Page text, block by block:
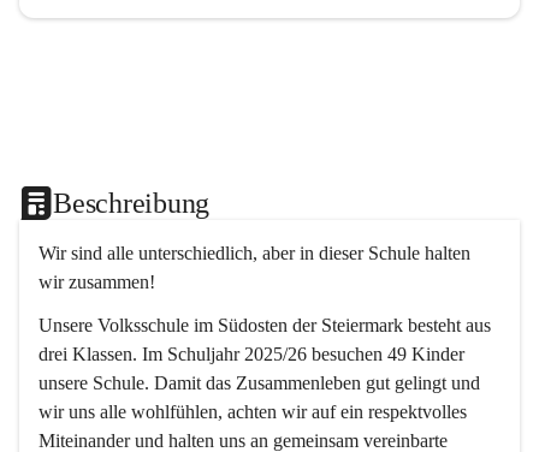
Beschreibung
Wir sind alle unterschiedlich, aber in dieser Schule halten
wir zusammen!
Unsere Volksschule im Südosten der Steiermark besteht aus
drei Klassen. Im Schuljahr 2025/26 besuchen 49 Kinder
unsere Schule. Damit das Zusammenleben gut gelingt und
wir uns alle wohlfühlen, achten wir auf ein respektvolles
Miteinander und halten uns an gemeinsam vereinbarte